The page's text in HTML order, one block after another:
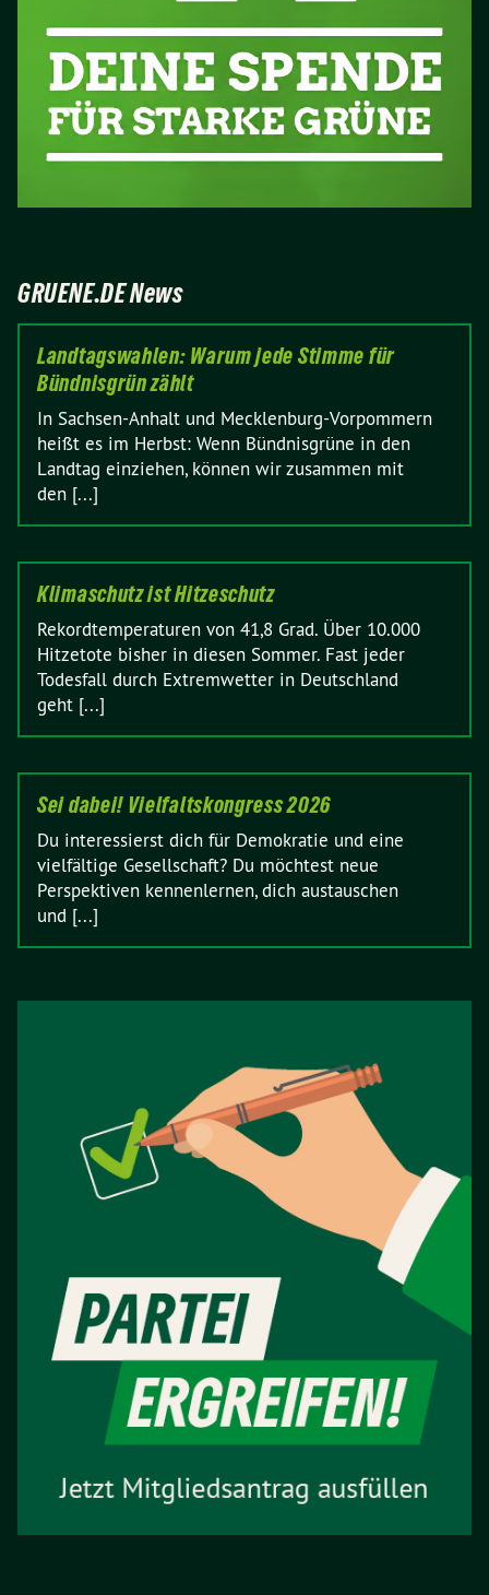
GRUENE.DE News
Landtagswahlen: Warum jede Stimme für
Bündnisgrün zählt
In Sachsen-Anhalt und Mecklenburg-Vorpommern
heißt es im Herbst: Wenn Bündnisgrüne in den
Landtag einziehen, können wir zusammen mit
den [...]
Klimaschutz ist Hitzeschutz
Rekordtemperaturen von 41,8 Grad. Über 10.000
Hitzetote bisher in diesen Sommer. Fast jeder
Todesfall durch Extremwetter in Deutschland
geht [...]
Sei dabei! Vielfaltskongress 2026
Du interessierst dich für Demokratie und eine
vielfältige Gesellschaft? Du möchtest neue
Perspektiven kennenlernen, dich austauschen
und [...]